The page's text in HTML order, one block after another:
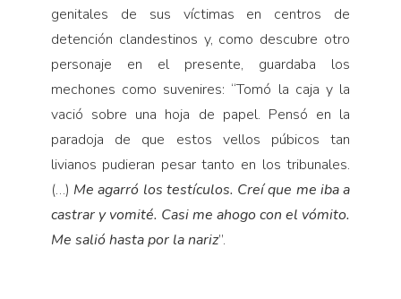
genitales de sus víctimas en centros de
detención clandestinos y, como descubre otro
personaje en el presente, guardaba los
mechones como suvenires: “Tomó la caja y la
vació sobre una hoja de papel. Pensó en la
paradoja de que estos vellos púbicos tan
livianos pudieran pesar tanto en los tribunales.
(…) Me agarró los testículos. Creí que me iba a
castrar y vomité. Casi me ahogo con el vómito.
Me salió hasta por la nariz”.